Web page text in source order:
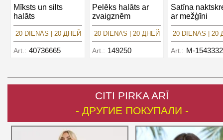
Mīksts un silts
halāts
20 DIENĀS | 20 ДНЕЙ
Art.: 40736665
Pelēks halāts ar
zvaigznēm
20 DIENĀS | 20 ДНЕЙ
Art.: 149250
Satīna
ar mežģīni
20 DIENĀS | 20
Art.: M-
CITI PIRKA ARĪ
- ДРУГИЕ ПОКУПАЛИ -